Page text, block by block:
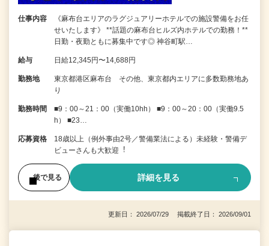
仕事内容
《麻布台エリアのラグジュアリーホテルでの施設警備をお任
せいたします》 **話題の麻布台ヒルズ内ホテルでの勤務！**
日勤・夜勤ともに募集中です◎ 神谷町駅…
給与 日給12,345円〜14,688円
勤務地
東京都港区麻布台 その他、東京都内エリアに多数勤務地あ
り
勤務時間
■9：00～21：00（実働10hh） ■9：00～20：00（実働9.5
h） ■23…
応募資格
18歳以上（例外事由2号／警備業法による）未経験・警備デ
ビューさんも⼤歓迎︕
後で見る 詳細を見る
更新日： 2026/07/29 掲載終了日： 2026/09/01